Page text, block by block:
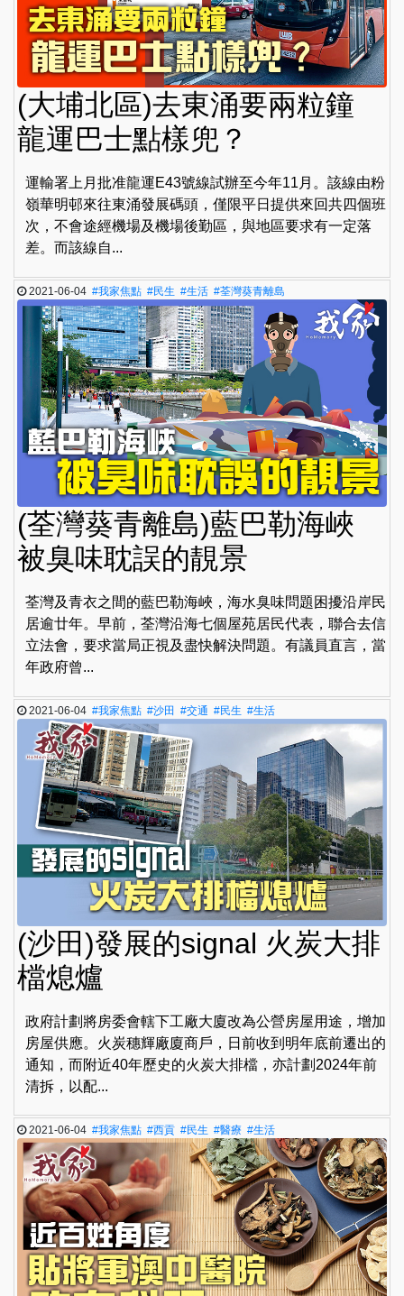
(大埔北區)去東涌要兩粒鐘
龍運巴士點樣兜？
運輸署上月批准龍運E43號線試辦至今年11月。該線由粉
嶺華明邨來往東涌發展碼頭，僅限平日提供來回共四個班
次，不會途經機場及機場後勤區，與地區要求有一定落
差。而該線自...
2021-06-04#我家焦點 #民生 #生活 #荃灣葵青離島
(荃灣葵青離島)藍巴勒海峽
被臭味耽誤的靚景
荃灣及青衣之間的藍巴勒海峽，海水臭味問題困擾沿岸民
居逾廿年。早前，荃灣沿海七個屋苑居民代表，聯合去信
立法會，要求當局正視及盡快解決問題。有議員直言，當
年政府曾...
2021-06-04#我家焦點 #沙田 #交通 #民生 #生活
(沙田)發展的signal 火炭大排
檔熄爐
政府計劃將房委會轄下工廠大廈改為公營房屋用途，增加
房屋供應。火炭穗輝廠廈商戶，日前收到明年底前遷出的
通知，而附近40年歷史的火炭大排檔，亦計劃2024年前
清拆，以配...
2021-06-04#我家焦點 #西貢 #民生 #醫療 #生活